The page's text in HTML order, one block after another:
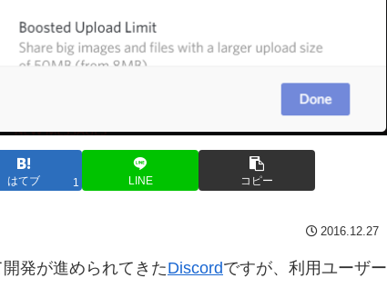
はてブ 1 LINE コピー
2016.12.27
発が進められてきたDiscordですが、利用ユーザー